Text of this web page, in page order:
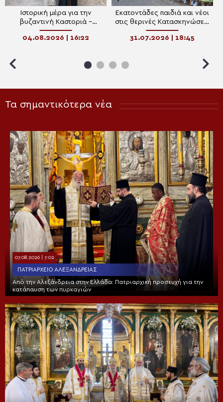
Ιστορική μέρα για την
βυζαντινή Καστοριά –
Αποκαταστάθηκαν και
παραδόθηκαν δύο
04.08.2026 | 16:22
Εκατοντάδες παιδιά και νέοι
στις θερινές Κατασκηνώσεις
της Ιεράς Μητροπόλεως
Καστορίας
31.07.2026 | 18:45
Τα σημαντικότερα νέα
07.08.2026 | 7:02
ΠΑΤΡΙΑΡΧΕΊΟ ΑΛΕΞΑΝΔΡΕΊΑΣ
Από την Αλεξάνδρεια στην Ελλάδα: Πατριαρχική προσευχή για την
κατάπαυση των πυρκαγιών